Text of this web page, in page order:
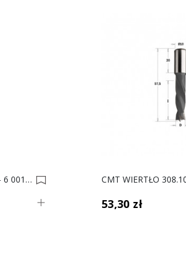
WIERTŁO PIÓRKOWE FI- 6 0014688
53,30 zł